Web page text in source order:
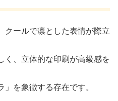
クールで凛とした表情が際立
く、立体的な印刷が高級感を
」を象徴する存在です。